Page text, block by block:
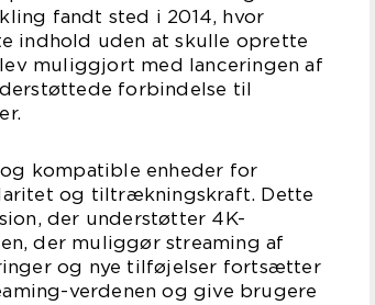
fandt sted i 2014, hvor
indhold uden at skulle oprette
muliggjort med lanceringen af
forbindelse til
kompatible enheder for
og tiltrækningskraft. Dette
der understøtter 4K-
der muliggør streaming af
og nye tilføjelser fortsætter
verdenen og give brugere